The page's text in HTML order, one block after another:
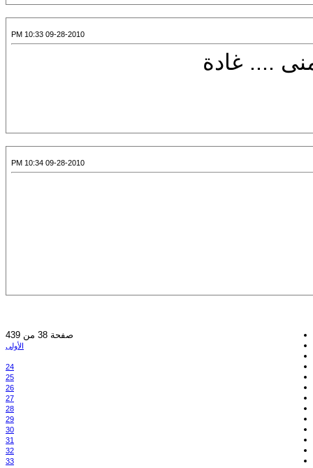
09-28-2010 10:33 PM
.... غادة
09-28-2010 10:34 PM
صفحة 38 من 439
الأولى
24
25
26
27
28
29
30
31
32
33